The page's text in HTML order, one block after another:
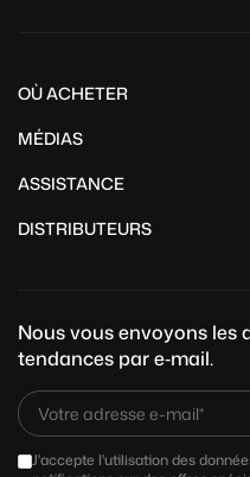
OÙ ACHETER
MÉDIAS
ASSISTANCE
DISTRIBUTEURS
Nous vous envoyons les
tendances par e‑mail.
J'accepte l'utilisation des